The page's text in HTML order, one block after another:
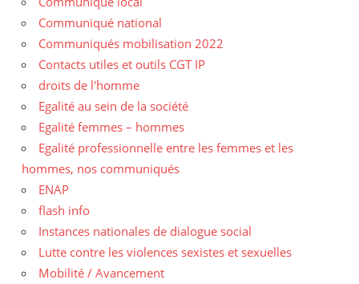
Communiqué national
Communiqués mobilisation 2022
Contacts utiles et outils CGT IP
droits de l'homme
Egalité au sein de la société
Egalité femmes – hommes
Egalité professionnelle entre les femmes et les
hommes, nos communiqués
ENAP
flash info
Instances nationales de dialogue social
Lutte contre les violences sexistes et sexuelles
Mobilité / Avancement